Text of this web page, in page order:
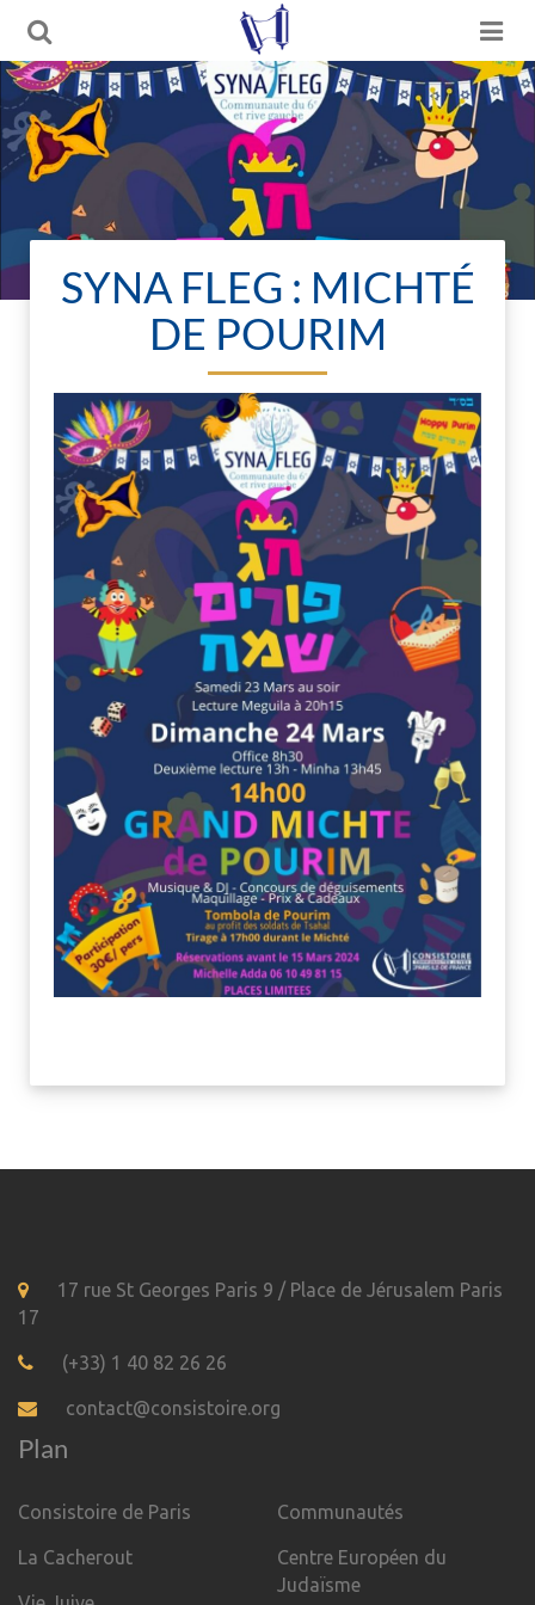
SYNA FLEG : MICHTÉ
DE POURIM
17 rue St Georges Paris 9 / Place de Jérusalem Paris
17
(+33) 1 40 82 26 26
contact@consistoire.org
Plan
Consistoire de Paris
La Cacherout
Communautés
Centre Européen du
Judaïsme